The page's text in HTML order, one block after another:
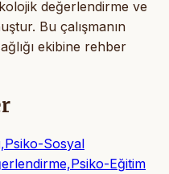
değerlendirme ve
Bu çalışmanın
ekibine rehber
Sosyal
Eğitim